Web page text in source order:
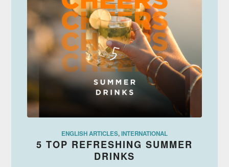
ENGLISH ARTICLES,INTERNATIONAL
5 TOP REFRESHING SUMMER
DRINKS